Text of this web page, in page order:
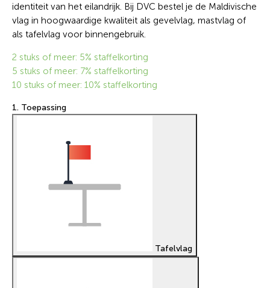
identiteit van het eilandrijk. Bij DVC bestel je de Maldivische
vlag in hoogwaardige kwaliteit als gevelvlag, mastvlag of
als tafelvlag voor binnengebruik.
2 stuks of meer: 5% staffelkorting
5 stuks of meer: 7% staffelkorting
10 stuks of meer: 10% staffelkorting
1. Toepassing
Tafelvlag